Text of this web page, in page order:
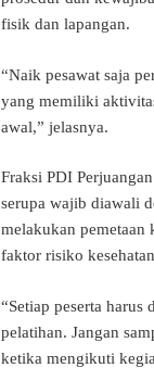
fisik dan lapangan.
“Naik pesawat saja
yang memiliki
awal,” jelasnya.
Fraksi PDI
serupa wajib diawali
melakukan pemetaan
faktor risiko
“Setiap peserta
pelatihan. Jangan
ketika mengikuti